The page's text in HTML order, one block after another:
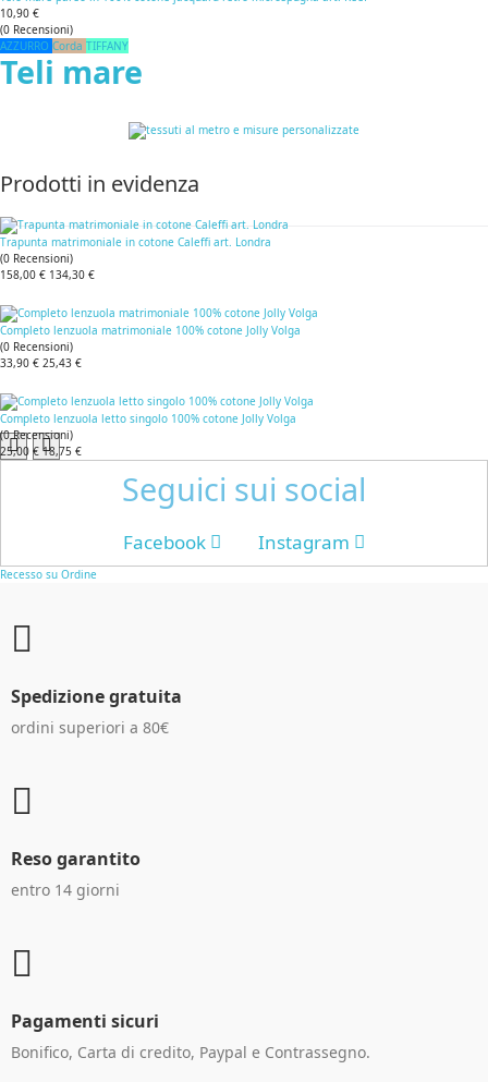
10,90 €
(0 Recensioni)
AZZURRO Corda TIFFANY
Teli mare
Prodotti in evidenza
Trapunta matrimoniale in cotone Caleffi art. Londra
(0 Recensioni)
158,00 € 134,30 €
Completo lenzuola matrimoniale 100% cotone Jolly Volga
(0 Recensioni)
33,90 € 25,43 €
Completo lenzuola letto singolo 100% cotone Jolly Volga
(0Recensioni)
25,00 € 18,75 €
Seguici sui social
Facebook Instagram
Recesso su Ordine
Spedizione gratuita
ordini superiori a 80€
Reso garantito
entro 14 giorni
Pagamenti sicuri
Bonifico, Carta di credito, Paypal e Contrassegno.